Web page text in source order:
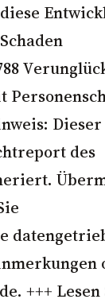
des
+++ Lesen